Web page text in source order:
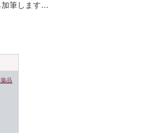
加筆します…
品